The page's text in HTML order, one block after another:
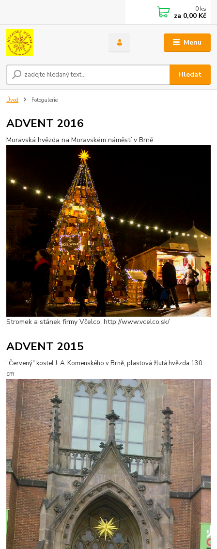
Menu
Hledat
0 ks
za 0,00 Kč
Úvod Fotogalerie
ADVENT 2016
Moravská hvězda na Moravském náměstí v Brně
Stromek a stánek firmy Včelco: http://www.vcelco.sk/
ADVENT 2015
"Červený" kostel J. A. Komenského v Brně, plastová žlutá hvězda 130
cm